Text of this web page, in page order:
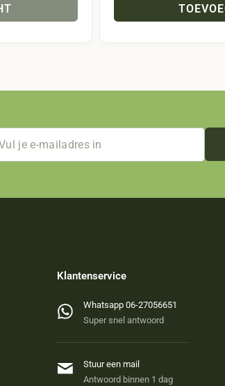
Klantenservice
Whatsapp 06-27056651
Super snel antwoord
Stuur een mail
Antwoord binnen 1 dag